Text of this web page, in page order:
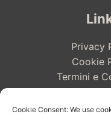
Cookie Consent: We use
Privacy
Cookie
Termini e